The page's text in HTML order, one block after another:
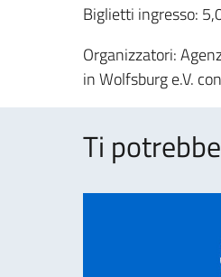
Biglietti ingresso:
Organizzatori:
in Wolfsburg e.V.
Ti